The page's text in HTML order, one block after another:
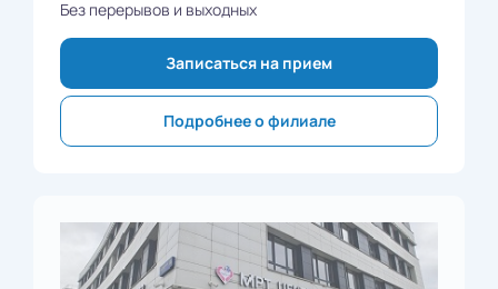
Без перерывов и выходных
Записаться на прием
Подробнее о филиале